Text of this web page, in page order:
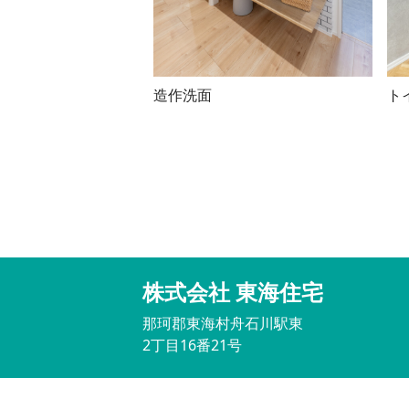
造作洗面 ト
株式会社 東海住宅
那珂郡東海村舟石川駅東
2丁目16番21号